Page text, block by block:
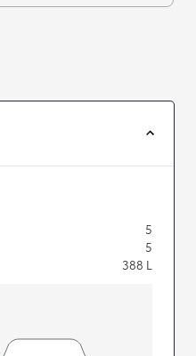
5
5
388 L